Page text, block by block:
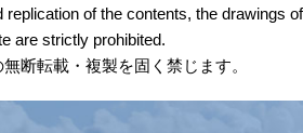
replication of the contents, the drawings of
are strictly prohibited.
断転載・複製を固く禁じます。